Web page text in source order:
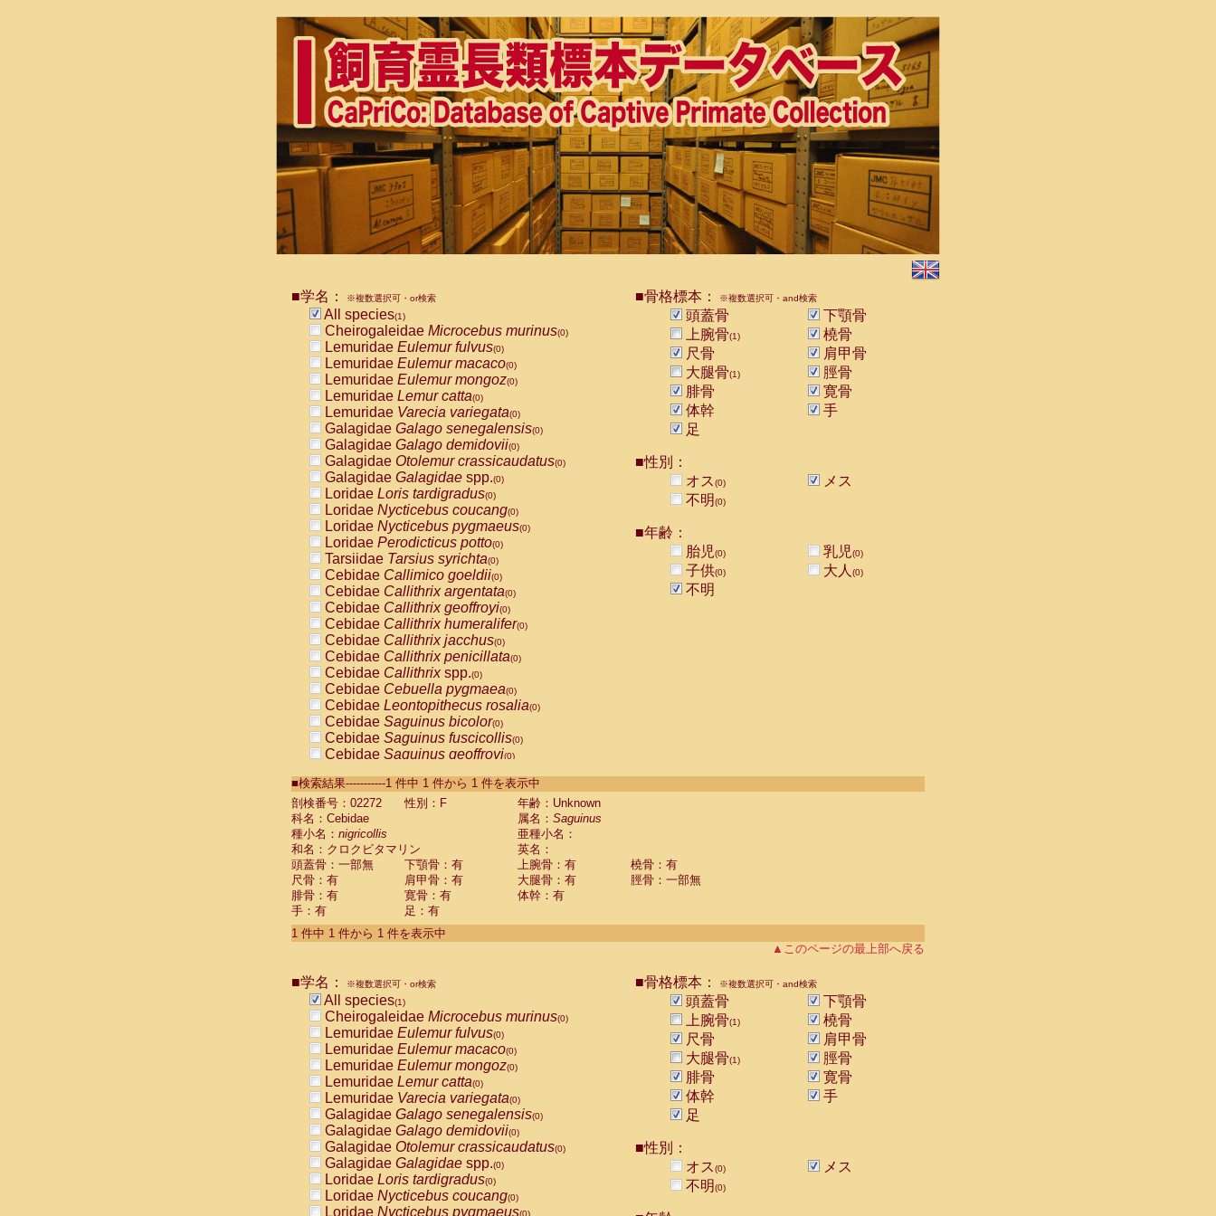
■学名： ※複数選択可・or検索
All species(1)
Cheirogaleidae Microcebus murinus(0)
Lemuridae Eulemur fulvus(0)
Lemuridae Eulemur macaco(0)
Lemuridae Eulemur mongoz(0)
Lemuridae Lemur catta(0)
Lemuridae Varecia variegata(0)
Galagidae Galago senegalensis(0)
Galagidae Galago demidovii(0)
Galagidae Otolemur crassicaudatus(0)
Galagidae Galagidae spp.(0)
Loridae Loris tardigradus(0)
Loridae Nycticebus coucang(0)
Loridae Nycticebus pygmaeus(0)
Loridae Perodicticus potto(0)
Tarsiidae Tarsius syrichta(0)
Cebidae Callimico goeldii(0)
Cebidae Callithrix argentata(0)
Cebidae Callithrix geoffroyi(0)
Cebidae Callithrix humeralifer(0)
Cebidae Callithrix jacchus(0)
Cebidae Callithrix penicillata(0)
Cebidae Callithrixspp.(0)
Cebidae Cebuella pygmaea(0)
Cebidae Leontopithecus rosalia(0)
Cebidae Saguinus bicolor(0)
Cebidae Saguinus fuscicollis(0)
Cebidae Saguinus geoffroyi(0)
CebidaeSaguinus labiatus(0)
Cebidae Saguinus leucopus (0)
Cebidae
CebidaeSaguinus mystax
CebidaeSaguinus nigricollis (1)
Cebidae Saguinus oedipus
Cebidae Saguinus weddelli
Cebidae Saguinusspp.
Cebidae Aotus trivirgatus
Cebidae Cebus albifrons
CebidaeCebus nigrivittatus
CebidaeCebus
CebidaeSaimiri boliviensis(0)
CebidaeSaimiri sciureus(0)
AtelidaeAlouatta caraya(0)
AtelidaeAlouatta fusca(0)
AtelidaeAlouatta seniculus
AtelidaeAlouattaspp.(0)
AtelidaeAteles belzebuth(0)
AtelidaeAteles geoffroyi(0)
AtelidaeAteles paniscus(0)
AtelidaeAtelesspp.(0)
Atelidae Lagothrix lagothricha
AtelidaeLagothrix lagothricha cana
PitheciidaeCacajao calvus rubicundus
■骨格標本： ※複数選択可・and検索
頭蓋骨
下顎骨
上腕骨(1)
橈骨
尺骨
肩甲骨
大腿骨(1)
脛骨
腓骨
寛骨
体幹
手
足
■性別：
オス(0)
メス
不明(0)
■年齢：
胎児(0) 乳児(0)
子供(0) 大人 (0)
不明
■検索結果-----------1 件中 1 件から 1 件を表示中
剖検番号：02272
性別：F
年齢：Unknown
科名：Cebidae
属名： Saguinus
種小名： nigricollis
亜種小名：
和名：クロクビタマリン
英名：
頭蓋骨：一部無
下顎骨：有 上腕骨：有
橈骨：有
尺骨：有
肩甲骨：有 大腿骨：有
脛骨：一部無
腓骨：有
寛骨：有
体幹：有
手：有
足：有
1 件中 1 件から 1 件を表示中
▲このページの最上部へ戻る
■学名： ※複数選択可・or検索
All species(1)
Cheirogaleidae Microcebus murinus(0)
Lemuridae Eulemur fulvus(0)
Lemuridae Eulemur macaco(0)
Lemuridae Eulemur mongoz(0)
Lemuridae Lemur catta(0)
Lemuridae Varecia variegata(0)
Galagidae Galago senegalensis(0)
Galagidae Galago demidovii(0)
Galagidae Otolemur crassicaudatus(0)
Galagidae Galagidae spp.(0)
Loridae Loris tardigradus(0)
Loridae Nycticebus coucang(0)
Loridae Nycticebus pygmaeus(0)
■骨格標本： ※複数選択可・and検索
頭蓋骨
下顎骨
上腕骨(1)
橈骨
尺骨
肩甲骨
大腿骨(1)
脛骨
腓骨
寛骨
体幹
手
足
■性別：
オス(0)
メス
不明(0)